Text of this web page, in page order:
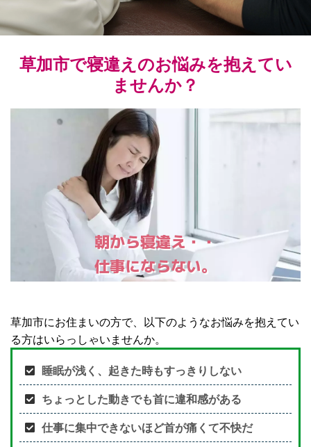
草加市で寝違えのお悩みを抱えてい
ませんか？
朝から寝違え・・
仕事にならない。
草加市にお住まいの方で、以下のようなお悩みを抱えてい
る方はいらっしゃいませんか。
睡眠が浅く、起きた時もすっきりしない
ちょっとした動きでも首に違和感がある
仕事に集中できないほど首が痛くて不快だ